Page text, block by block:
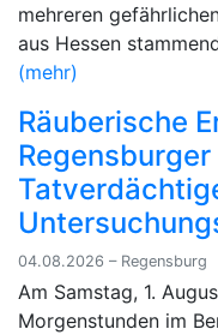
mehreren
aus Hessen
(mehr)
Räuberische
04.08.2026 – Regensburg
Am Samstag, 1.
Morgenstunden im